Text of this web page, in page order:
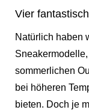
Vier
Natürlich haben
sommerlichen
bei höheren
bieten. Doch je